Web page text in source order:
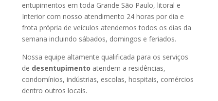
entupimentos em toda Grande São Paulo, litoral e
Interior com nosso atendimento 24 horas por dia e
frota própria de veículos atendemos todos os dias da
semana incluindo sábados, domingos e feriados.
Nossa equipe altamente qualificada para os serviços
de desentupimento atendem a residências,
condomínios, indústrias, escolas, hospitais, comércios
dentro outros locais.